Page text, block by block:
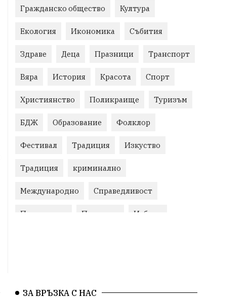
Гражданско общество Култура
Екология Икономика Събития
Здраве Деца Празници Транспорт
Вяра История Красота Спорт
Християнство Поликраище Туризъм
БДЖ Образование Фолклор
Фестивал Традиция Изкуство
Традиция криминално
Международно Справедливост
Правосъдие Протести Избори
ЗА ВРЪЗКА С НАС